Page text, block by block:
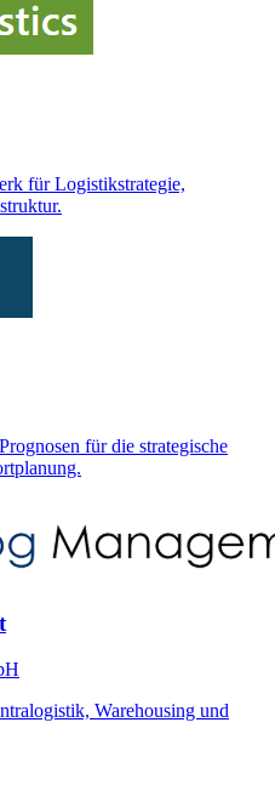
für Logistikstrategie,
für die strategische
Warehousing und